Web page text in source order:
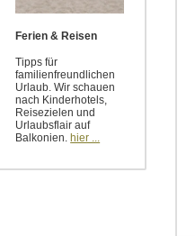
Ferien & Reisen
Tipps für
familienfreundlichen
Urlaub. Wir schauen
nach Kinderhotels,
Reisezielen und
Urlaubsflair auf
Balkonien. hier ...